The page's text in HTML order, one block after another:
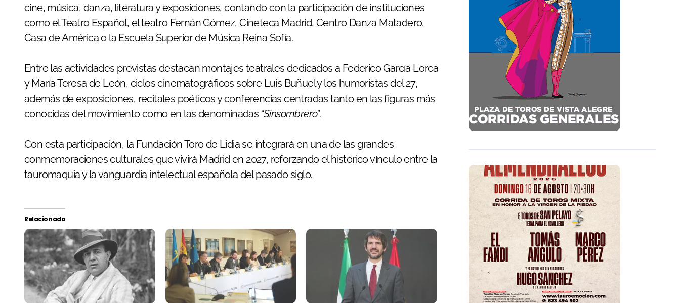
cine, música, danza, literatura y exposiciones, contando con la participación de instituciones
como el Teatro Español, el teatro Fernán Gómez, Cineteca Madrid, Centro Danza Matadero,
Casa de América o la Escuela Superior de Música Reina Sofía.
Entre las actividades previstas destacan montajes teatrales dedicados a Federico García Lorca
y María Teresa de León, ciclos cinematográficos sobre Luis Buñuel y los humoristas del 27,
además de exposiciones, recitales poéticos y conferencias centradas tanto en las figuras más
conocidas del movimiento como en las denominadas “Sinsombrero”.
Con esta participación, la Fundación Toro de Lidia se integrará en una de las grandes
conmemoraciones culturales que vivirá Madrid en 2027, reforzando el histórico vínculo entre la
tauromaquia y la vanguardia intelectual española del pasado siglo.
Relacionado